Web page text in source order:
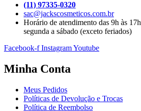
(11) 97335-0320
sac@jackscosmeticos.com.br
Horário de atendimento das 9h às 17h
segunda a sábado (exceto feriados)
Facebook-f InstagramYoutube
Minha Conta
Meus Pedidos
Políticas de Devolução e Trocas
Política de Reembolso